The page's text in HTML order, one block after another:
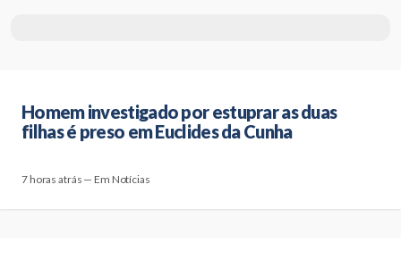
Homem investigado por estuprar as duas
filhas é preso em Euclides da Cunha
7 horas atrás — Em Notícias